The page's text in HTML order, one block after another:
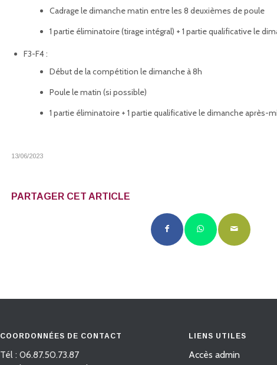
Cadrage le dimanche matin entre les 8 deuxièmes de poule
1 partie éliminatoire (tirage intégral) + 1 partie qualificative le
F3-F4 :
Début de la compétition le dimanche à 8h
Poule le matin (si possible)
1 partie éliminatoire + 1 partie qualificative le dimanche après-
13/06/2023
PARTAGER CET ARTICLE
COORDONNÉES DE CONTACT
Tél : 06.87.50.73.87
LIENS UTILES
Accès admin